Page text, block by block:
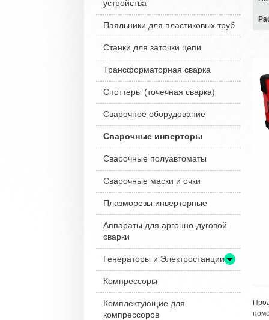
устройства
Паяльники для пластиковых труб
Станки для заточки цепи
Трансформаторная сварка
Споттеры (точечная сварка)
Сварочное оборудование
Сварочные инверторы
Сварочные полуавтоматы
Сварочные маски и очки
Плазморезы инверторные
Аппараты для аргонно-дуговой
сварки
Генераторы и Электростанции
Компрессоры
Комплектующие для
компрессоров